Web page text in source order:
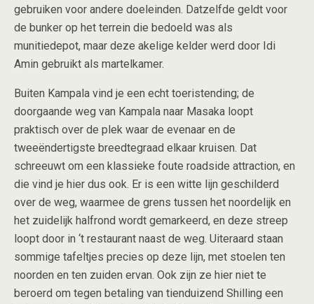
gebruiken voor andere doeleinden. Datzelfde geldt voor
de bunker op het terrein die bedoeld was als
munitiedepot, maar deze akelige kelder werd door Idi
Amin gebruikt als martelkamer.
Buiten Kampala vind je een echt toeristending; de
doorgaande weg van Kampala naar Masaka loopt
praktisch over de plek waar de evenaar en de
tweeëndertigste breedtegraad elkaar kruisen. Dat
schreeuwt om een klassieke foute roadside attraction, en
die vind je hier dus ook. Er is een witte lijn geschilderd
over de weg, waarmee de grens tussen het noordelijk en
het zuidelijk halfrond wordt gemarkeerd, en deze streep
loopt door in ‘t restaurant naast de weg. Uiteraard staan
sommige tafeltjes precies op deze lijn, met stoelen ten
noorden en ten zuiden ervan. Ook zijn ze hier niet te
beroerd om tegen betaling van tienduizend Shilling een